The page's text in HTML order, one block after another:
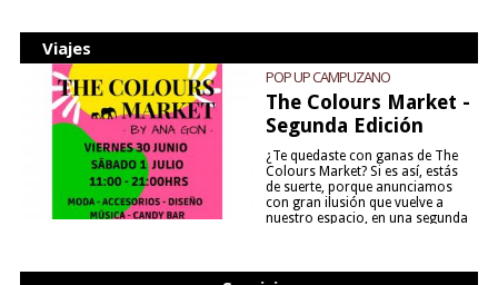
Viajes
POP UP CAMPUZANO
The Colours Market -
Segunda Edición
¿Te quedaste con ganas de The
Colours Market? Si es así, estás
de suerte, porque anunciamos
con gran ilusión que vuelve a
nuestro espacio, en una segunda